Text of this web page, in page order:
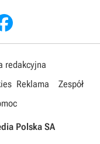
redakcyjna
Reklama
Zespół
Polska SA